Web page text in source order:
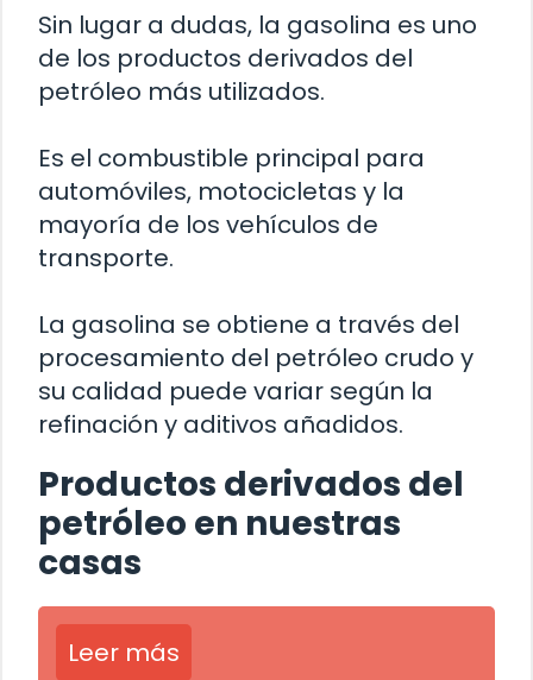
Sin lugar a dudas, la gasolina es uno
de los productos derivados del
petróleo más utilizados.
Es el combustible principal para
automóviles, motocicletas y la
mayoría de los vehículos de
transporte.
La gasolina se obtiene a través del
procesamiento del petróleo crudo y
su calidad puede variar según la
refinación y aditivos añadidos.
Productos derivados del
petróleo en nuestras
casas
Leer más